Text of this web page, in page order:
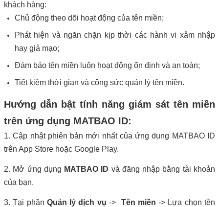
khách hàng:
Chủ động theo dõi hoạt động của tên miền;
Phát hiện và ngăn chặn kịp thời các hành vi xâm nhập
hay giả mạo;
Đảm bảo tên miền luôn hoạt động ổn định và an toàn;
Tiết kiệm thời gian và công sức quản lý tên miền.
Hướng dẫn bật tính năng giám sát tên miền
trên ứng dụng MATBAO ID:
1. Cập nhật phiên bản mới nhất của ứng dụng MATBAO ID
trên App Store hoặc Google Play.
2. Mở ứng dụng MATBAO ID và đăng nhập bằng tài khoản
của bạn.
3. Tại phần Quản lý dịch vụ-> Tên miền -> Lựa chọn tên